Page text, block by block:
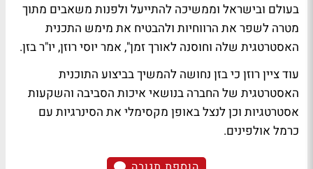
בעולם ובישראל וממשיכה להתייעל ולפנות משאבים מתוך
מטרה לשפר את הרווחיות ולהבטיח את מימש התכנית
האסטרטגית שלה וחוסנה לאורך זמן", אמר יוסי רוזן, יו"ר בזן.
עוד ציין רוזן כי בזן נחושה להמשיך בביצוע התוכנית
האסטרטגית של החברה בנושאי איכות הסביבה והשקעות
אסטרטגיות וכן לנצל באופן מקסימלי את הסינרגיות עם
כרמל אולפינים.